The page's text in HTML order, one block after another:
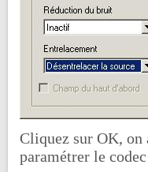
Cliquez sur OK,
paramétrer le